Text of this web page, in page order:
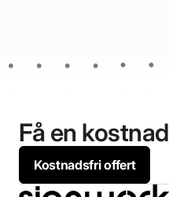
Få en
Kostnadsfri offert